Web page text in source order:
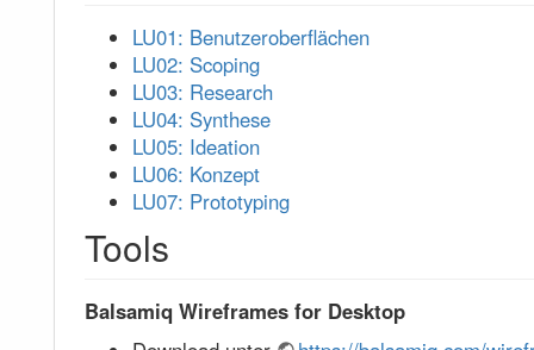
LU01: Benutzeroberflächen
LU02: Scoping
LU03: Research
LU04: Synthese
LU05: Ideation
LU06: Konzept
LU07: Prototyping
Tools
Balsamiq Wireframes for Desktop